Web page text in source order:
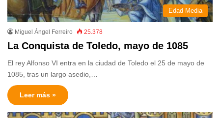
Edad Media
Miguel Ángel Ferreiro 25.378
La Conquista de Toledo, mayo de 1085
El rey Alfonso VI entra en la ciudad de Toledo el 25 de mayo de
1085, tras un largo asedio,…
Leer más »